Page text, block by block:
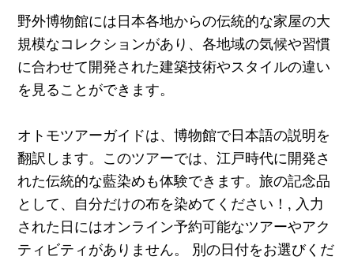
野外博物館には日本各地からの伝統的な家屋の大
規模なコレクションがあり、各地域の気候や習慣
に合わせて開発された建築技術やスタイルの違い
を見ることができます。
オトモツアーガイドは、博物館で日本語の説明を
翻訳します。このツアーでは、江戸時代に開発さ
れた伝統的な藍染めも体験できます。旅の記念品
として、自分だけの布を染めてください！, 入力
された日にはオンライン予約可能なツアーやアク
ティビティがありません。 別の日付をお選びくだ